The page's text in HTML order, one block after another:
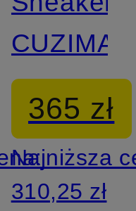
CUZIMA
365 zł
Najniższa
310,25 zł